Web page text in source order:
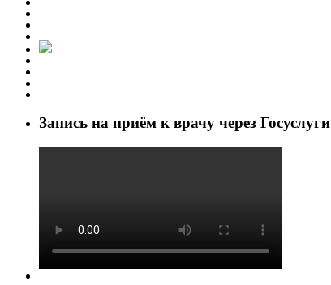
Запись на приём к врачу через Госуслуги